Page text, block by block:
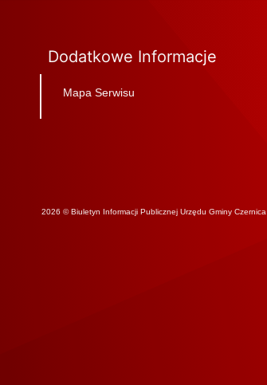
Dodatkowe Informacje
Mapa Serwisu
2026 © Biuletyn Informacji Publicznej Urzędu Gminy Czernica